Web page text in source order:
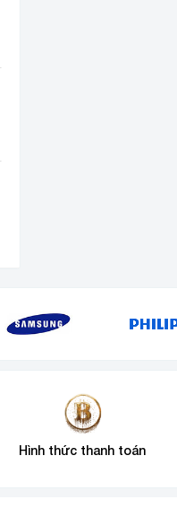
Hình thức thanh toán